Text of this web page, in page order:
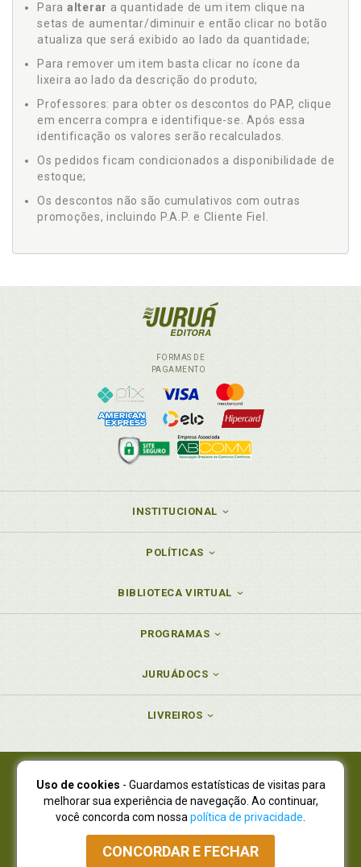
Para alterar a quantidade de um item clique na
setas de aumentar/diminuir e então clicar no botão
atualiza que será exibido ao lado da quantidade;
Para remover um item basta clicar no ícone da
lixeira ao lado da descrição do produto;
Professores: para obter os descontos do PAP, clique
em encerra compra e identifique-se. Após essa
identificação os valores serão recalculados.
Os pedidos ficam condicionados a disponibilidade de
estoque;
Os descontos não são cumulativos com outras
promoções, incluindo P.A.P. e Cliente Fiel.
FORMAS DE
PAGAMENTO
INSTITUCIONAL
POLÍTICAS
BIBLIOTECA VIRTUAL
PROGRAMAS
JURUÁDOCS
LIVREIROS
Juruá Editora Ltda., CNPJ 77.535.508/0001-19
Juruá Informática Ltda., CNPJ 01.701.561/0001-80
NOVO ENDEREÇO:R. Flávio Dallegrave, 7665, São Lourenço |
Curitiba - Paraná - CEP 82210-310
Atendimento: (41) 4009-3900|Vendas Atacado: (41) 4009-3939
Uso de cookies - Guardamos estatísticas de visitas para
melhorar sua experiência de navegação. Ao continuar,
você concorda com nossa política de privacidade
CONCORDAR E FECHAR